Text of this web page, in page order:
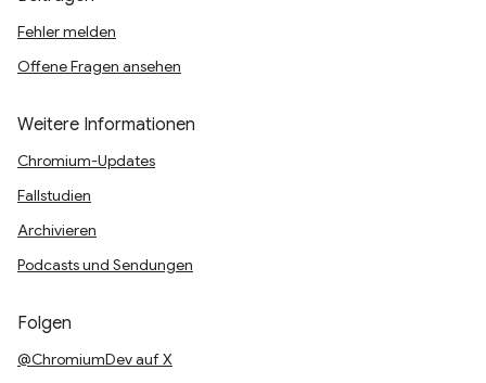
Fehler melden
Offene Fragen ansehen
Weitere Informationen
Chromium-Updates
Fallstudien
Archivieren
Podcasts und Sendungen
Folgen
@ChromiumDev auf X